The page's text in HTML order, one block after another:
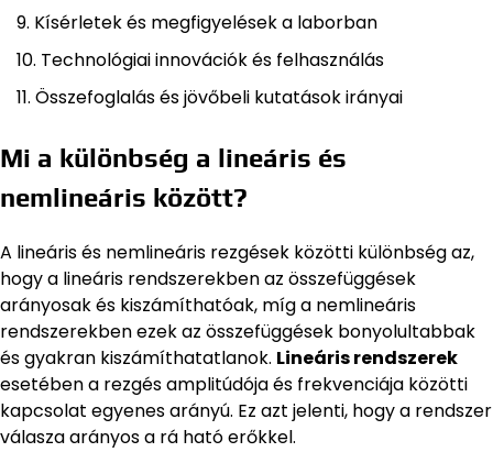
Kísérletek és megfigyelések a laborban
Technológiai innovációk és felhasználás
Összefoglalás és jövőbeli kutatások irányai
Mi a különbség a lineáris és
nemlineáris között?
A lineáris és nemlineáris rezgések közötti különbség az,
hogy a lineáris rendszerekben az összefüggések
arányosak és kiszámíthatóak, míg a nemlineáris
rendszerekben ezek az összefüggések bonyolultabbak
és gyakran kiszámíthatatlanok. Lineáris rendszerek
esetében a rezgés amplitúdója és frekvenciája közötti
kapcsolat egyenes arányú. Ez azt jelenti, hogy a rendszer
válasza arányos a rá ható erőkkel.